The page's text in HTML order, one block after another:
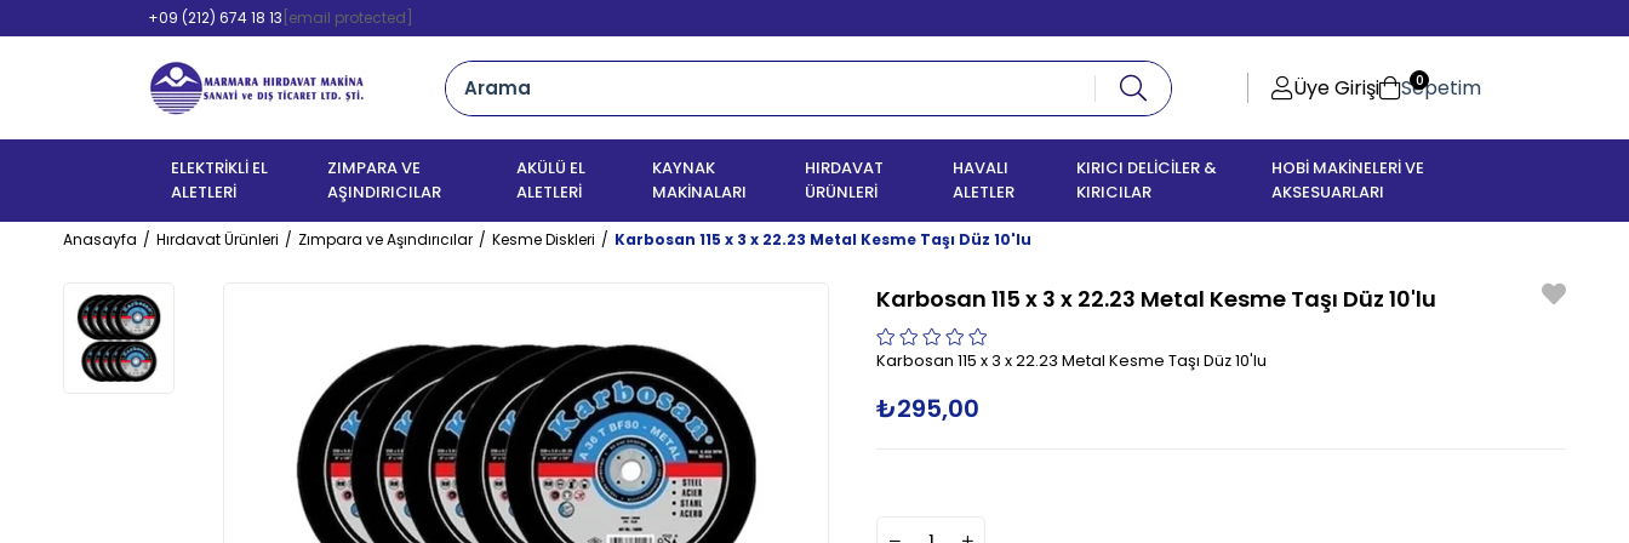
+09 (212) 674 18 13 [email protected]
Üye Girişi Sepetim
0
ELEKTRİKLİ EL
ALETLERİ
ZIMPARA VE
AŞINDIRICILAR
AKÜLÜ EL
ALETLERİ
KAYNAK
MAKİNALARI
HIRDAVAT
ÜRÜNLERİ
HAVALI
ALETLER
KIRICI DELİCİLER &
KIRICILAR
HOBİ MAKİNELERİ VE
AKSESUARLARI
Anasayfa Hırdavat Ürünleri Zımpara ve Aşındırıcılar Kesme Diskleri Karbosan 115 x 3 x 22.23 Metal Kesme Taşı Düz 10'lu
Karbosan 115 x 3 x 22.23 Metal Kesme Taşı Düz 10'lu
Karbosan 115 x 3 x 22.23 Metal Kesme Taşı Düz 10'lu
₺295,00